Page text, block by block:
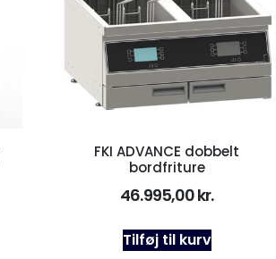
FKI ADVANCE dobbelt
bordfriture
46.995,00kr.
Tilføj til kurv